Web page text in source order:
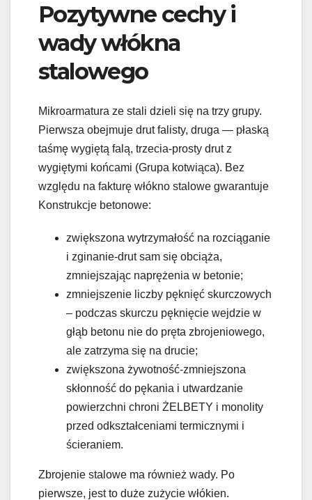
Pozytywne cechy i
wady włókna
stalowego
Mikroarmatura ze stali dzieli się na trzy grupy.
Pierwsza obejmuje drut falisty, druga — płaską
taśmę wygiętą falą, trzecia-prosty drut z
wygiętymi końcami (Grupa kotwiąca). Bez
względu na fakturę włókno stalowe gwarantuje
Konstrukcje betonowe:
zwiększona wytrzymałość na rozciąganie
i zginanie-drut sam się obciąża,
zmniejszając naprężenia w betonie;
zmniejszenie liczby pęknięć skurczowych
– podczas skurczu pęknięcie wejdzie w
głąb betonu nie do pręta zbrojeniowego,
ale zatrzyma się na drucie;
zwiększona żywotność-zmniejszona
skłonność do pękania i utwardzanie
powierzchni chroni ŻELBETY i monolity
przed odkształceniami termicznymi i
ścieraniem.
Zbrojenie stalowe ma również wady. Po
pierwsze, jest to duże zużycie włókien.